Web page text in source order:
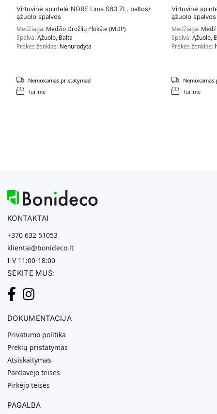
Virtuvinė spintelė NORE Lima S80 ZL, baltos/
ąžuolo spalvos
Medžiaga: Medžio Drožlių Plokštė (MDP)
Spalva:Ąžuolo, Balta
Prekės ženklas: Nenurodyta
Turime
Nemokamas pristatymas!
Virtuvinė
ąžuolo spalvos
Medžiaga:
Spalva:Ąžuolo,
Prekės ženklas:
Turime
Nemokamas
KONTAKTAI
+370 632 51053
klientai@bonideco.lt
I-V 11:00-18:00
SEKITE MUS:
DOKUMENTACIJA
Privatumo politika
Prekių pristatymas
Atsiskaitymas
Pardavėjo teisės
Pirkėjo teisės
PAGALBA